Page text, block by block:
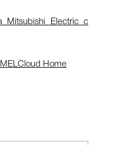
Mitsubishi Electric с
Home